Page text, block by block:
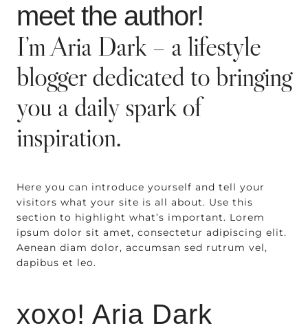
meet the author!
I’m Aria Dark – a lifestyle
blogger dedicated to bringing
you a daily spark of
inspiration.
Here you can introduce yourself and tell your
visitors what your site is all about. Use this
section to highlight what’s important. Lorem
ipsum dolor sit amet, consectetur adipiscing elit.
Aenean diam dolor, accumsan sed rutrum vel,
dapibus et leo.
xoxo! Aria Dark